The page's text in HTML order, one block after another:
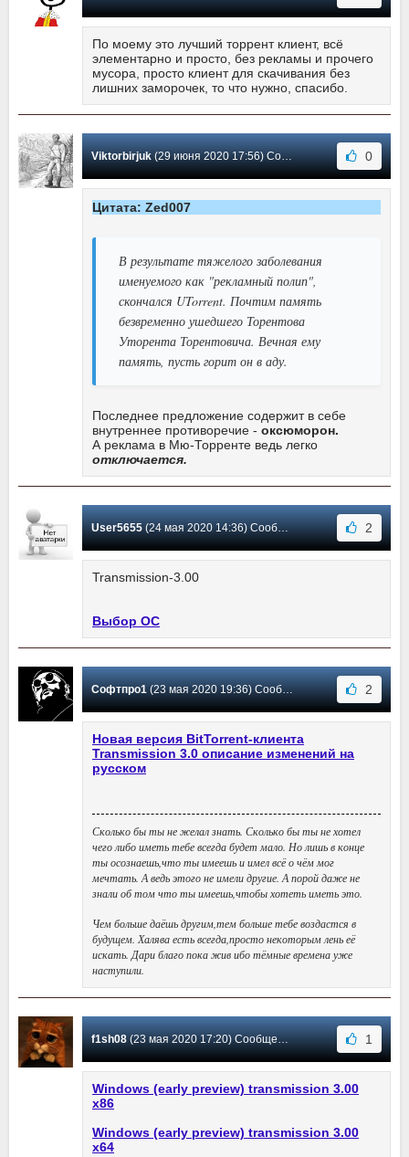
По моему это лучший торрент клиент, всё
элементарно и просто, без рекламы и прочего
мусора, просто клиент для скачивания без
лишних заморочек, то что нужно, спасибо.
Viktorbirjuk(29 июня 2020 17:56) Сообщение #64 0
Цитата: Zed007
В результате тяжелого заболевания
именуемого как "рекламный полип",
скончался UTorrent. Почтим память
безвременно ушедшего Торентова
Уторента Торентовича. Вечная ему
память, пусть горит он в аду.
Последнее предложение содержит в себе
внутреннее противоречие - оксюморон.
А реклама в Мю-Торренте ведь легко
отключается.
User5655(24 мая 2020 14:36) Сообщение #63 2
Transmission-3.00
Выбор ОС
Софтпро1(23 мая 2020 19:36) Сообщение #62 2
Новая версия BitTorrent-клиента
Transmission 3.0 описание изменений на
русском
Сколько бы ты не желал знать. Сколько бы ты не хотел
чего либо иметь тебе всегда будет мало. Но лишь в конце
ты осознаешь,что ты имеешь и имел всё о чём мог
мечтать. А ведь этого не имели другие. А порой даже не
знали об том что ты имеешь,чтобы хотеть иметь это.
Чем больше даёшь другим,тем больше тебе воздастся в
будущем. Халява есть всегда,просто некоторым лень её
искать. Дари благо пока жив ибо тёмные времена уже
наступили.
f1sh08(23 мая 2020 17:20) Сообщение #61 1
Windows (early preview) transmission 3.00
x86
Windows (early preview) transmission 3.00
x64